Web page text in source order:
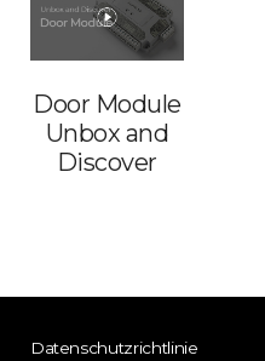
Door Module
Unbox and
Discover
Datenschutzrichtlinie